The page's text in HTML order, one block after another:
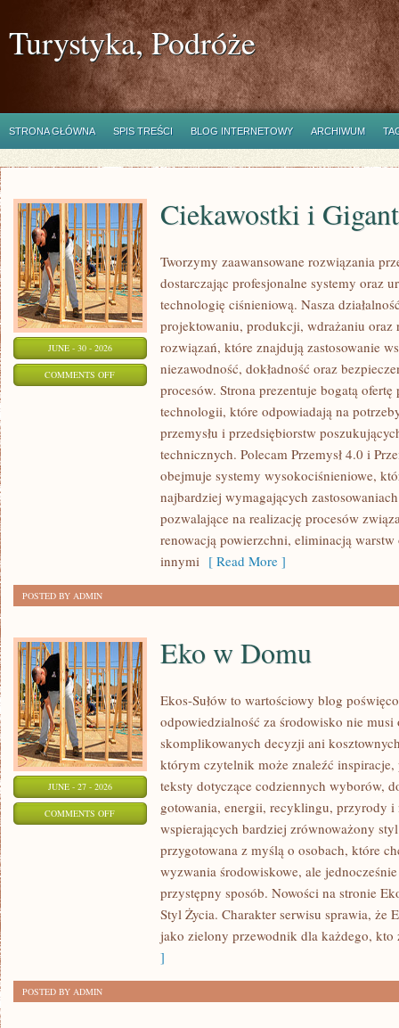
Turystyka, Podróże
STRONA GŁÓWNA SPIS TREŚCI BLOG INTERNETOWY ARCHIWUM
JUNE - 30 - 2026
COMMENTS OFFON
CIEKAWOSTKI
Ciekawostki i
Tworzymy zaawansowane rozwiązania
dostarczając profesjonalne systemy oraz
technologię ciśnieniową. Nasza
projektowaniu, produkcji, wdrażaniu oraz
rozwiązań, które znajdują zastosowanie
niezawodność, dokładność oraz
procesów. Strona prezentuje bogatą ofertę
technologii, które odpowiadają na
przemysłu i przedsiębiorstw
technicznych. Polecam Przemysł 4.0 i
obejmuje systemy wysokociśnieniowe,
najbardziej wymagających
pozwalające na realizację procesów
renowacją powierzchni, eliminacją
innymi [ Read More ]
POSTED BY ADMIN
JUNE - 27 - 2026
COMMENTS OFFON
Eko w Domu
Ekos-Sułów to wartościowy blog
odpowiedzialność za środowisko nie
skomplikowanych decyzji ani
którym czytelnik może znaleźć inspiracje,
teksty dotyczące codziennych wyborów,
gotowania, energii, recyklingu, przyrody i
wspierających bardziej zrównoważony styl
przygotowana z myślą o osobach, które
wyzwania środowiskowe, ale
przystępny sposób. Nowości na stronie
Styl Życia. Charakter serwisu sprawia, że
jako zielony przewodnik dla każdego, kto
]
POSTED BY ADMIN